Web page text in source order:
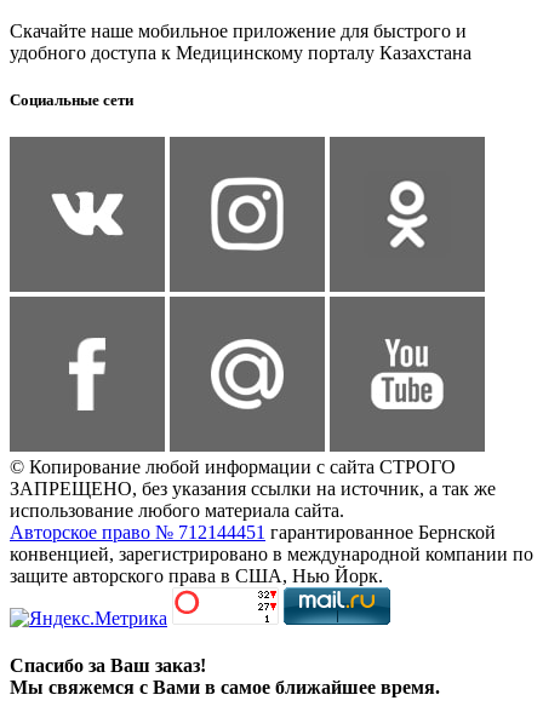
Скачайте наше мобильное приложение для быстрого и
удобного доступа к Медицинскому порталу Казахстана
Социальные сети
© Копирование любой информации с сайта СТРОГО
ЗАПРЕЩЕНО, без указания ссылки на источник, а так же
использование любого материала сайта.
Авторское право № 712144451 гарантированное Бернской
конвенцией, зарегистрировано в международной компании по
защите авторского права в США, Нью Йорк.
Спасибо за Ваш заказ!
Мы свяжемся с Вами в самое ближайшее время.